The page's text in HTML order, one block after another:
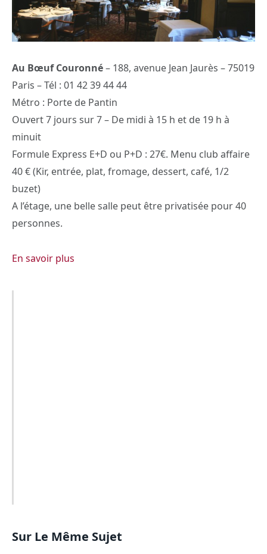
Au Bœuf Couronné– 188, avenue Jean Jaurès – 75019
Paris – Tél : 01 42 39 44 44
Métro : Porte de Pantin
Ouvert 7 jours sur 7 – De midi à 15 h et de 19 h à
minuit
Formule Express E+D ou P+D : 27€. Menu club affaire
40 € (Kir, entrée, plat, fromage, dessert, café, 1/2
buzet)
A l’étage, une belle salle peut être privatisée pour 40
personnes.
En savoir plus
Sur Le Même Sujet